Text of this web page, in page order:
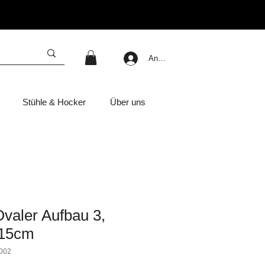
Stühle & Hocker Über uns
Anmelden
Aufbau 3,